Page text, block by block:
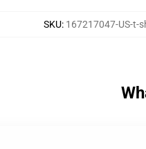
SKU: 167217047-US-t-